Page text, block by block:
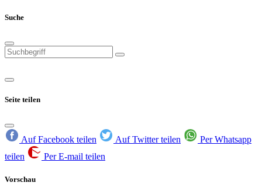
Suche
Seite teilen
Auf Facebook teilen Auf Twitter teilen
Per Whatsapp
teilen
Per E-mail teilen
Vorschau